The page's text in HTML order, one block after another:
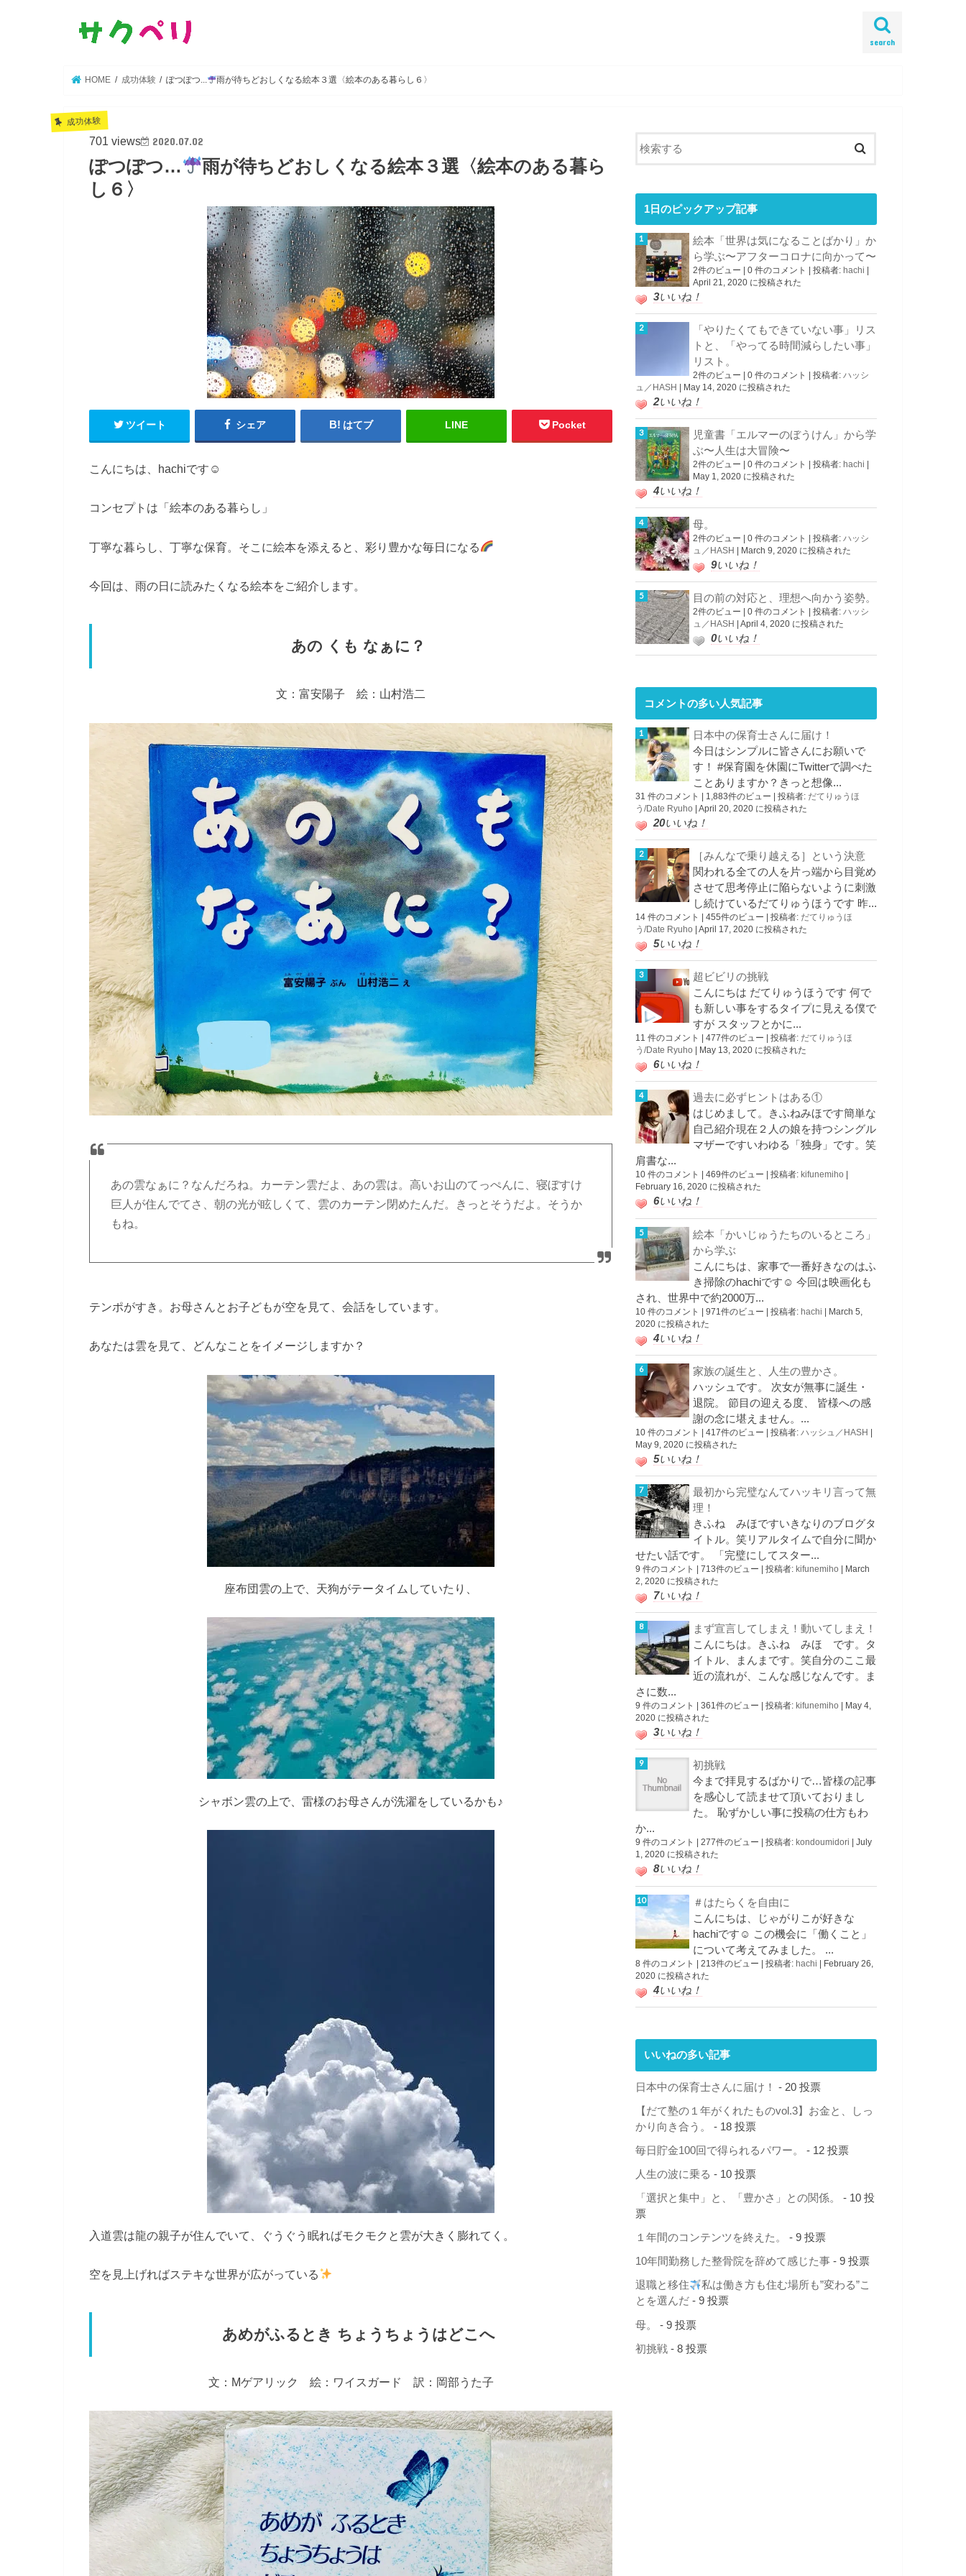
search
HOME 成功体験 ぽつぽつ... 雨が待ちどおしくなる絵本３選〈絵本のある暮らし６〉
成功体験
701 views 2020.07.02
ぽつぽつ…
雨が待ちどおしくなる絵本３選〈絵本のある暮ら
し６〉
ツイート シェア はてブ LINE Pocket
こんにちは、hachiです☺︎
コンセプトは「絵本のある暮らし」
丁寧な暮らし、丁寧な保育。そこに絵本を添えると、彩り豊かな毎日になる
今回は、雨の日に読みたくなる絵本をご紹介します。
あの くも なぁに？
文：富安陽子 絵：山村浩二
あの雲なぁに？なんだろね。カーテン雲だよ、あの雲は。高いお山のてっぺんに、寝ぼすけ
巨人が住んでてさ、朝の光が眩しくて、雲のカーテン閉めたんだ。きっとそうだよ。そうか
もね。
テンポがすき。お母さんとお子どもが空を見て、会話をしています。
あなたは雲を見て、どんなことをイメージしますか？
座布団雲の上で、天狗がテータイムしていたり、
シャボン雲の上で、雷様のお母さんが洗濯をしているかも♪
入道雲は龍の親子が住んでいて、ぐうぐう眠ればモクモクと雲が大きく膨れてく。
空を見上げればステキな世界が広がっている
あめがふるとき ちょうちょうはどこへ
文：Mゲアリック 絵：ワイスガード 訳：岡部うた子
1日のピックアップ記事
絵本「世界は気になることばかり」か
ら学ぶ〜アフターコロナに向かって〜
2件のビュー 0 件のコメント 投稿者: hachi
April 21, 2020 に投稿された
3いいね！
「やりたくてもできていない事」リス
トと、「やってる時間減らしたい事」
リスト。
2件のビュー 0 件のコメント 投稿者: ハッシ
ュ／HASH
May 14, 2020 に投稿された
2いいね！
児童書「エルマーのぼうけん」から学
ぶ〜人生は大冒険〜
2件のビュー 0 件のコメント 投稿者: hachi
May 1, 2020 に投稿された
4いいね！
母。
2件のビュー | 0 件のコメント | 投稿者: ハッシ
ュ／HASH | March 9, 2020 に投稿された
9いいね！
目の前の対応と、理想へ向かう姿勢。
2件のビュー | 0 件のコメント | 投稿者: ハッシ
ュ／HASH | April 4, 2020 に投稿された
0いいね！
コメントの多い人気記事
日本中の保育士さんに届け！
今日はシンプルに皆さんにお願いで
す！ #保育園を休園にTwitterで調べた
ことありますか？きっと想像...
31 件のコメント | 1,883件のビュー | 投稿者: だてりゅうほ
う/Date Ryuho | April 20, 2020 に投稿された
20いいね！
［みんなで乗り越える］という決意
関われる全ての人を片っ端から目覚め
させて思考停止に陥らないように刺激
し続けているだてりゅうほうです 昨...
14 件のコメント 455件のビュー 投稿者: だてりゅうほ
う/Date Ryuho
April 17, 2020 に投稿された
5いいね！
超ビビリの挑戦
こんにちは だてりゅうほうです 何で
も新しい事をするタイプに見える僕で
すが スタッフとかに...
11 件のコメント 477件のビュー 投稿者: だてりゅうほ
う/Date Ryuho
May 13, 2020 に投稿された
6いいね！
過去に必ずヒントはある①
はじめまして。きふねみほです簡単な
自己紹介現在２人の娘を持つシングル
マザーですいわゆる「独身」です。笑
肩書な...
10 件のコメント 469件のビュー 投稿者: kifunemiho
February 16, 2020 に投稿された
6いいね！
絵本「かいじゅうたちのいるところ」
から学ぶ
こんにちは、家事で一番好きなのはふ
き掃除のhachiです☺︎ 今回は映画化も
され、世界中で約2000万...
10 件のコメント | 971件のビュー | 投稿者: hachi | March 5,
2020 に投稿された
4いいね！
家族の誕生と、人生の豊かさ。
ハッシュです。 次女が無事に誕生・
退院。 節目の迎える度、 皆様への感
謝の念に堪えません。...
10 件のコメント | 417件のビュー | 投稿者: ハッシュ／HASH |
May 9, 2020 に投稿された
5いいね！
最初から完璧なんてハッキリ言って無
理！
きふね みほですいきなりのブログタ
イトル。笑リアルタイムで自分に聞か
せたい話です。 「完璧にしてスター...
9 件のコメント 713件のビュー 投稿者: kifunemiho
March
2, 2020 に投稿された
7いいね！
まず宣言してしまえ！動いてしまえ！
こんにちは。きふね みほ です。タ
イトル、まんまです。笑自分のここ最
近の流れが、こんな感じなんです。ま
さに数...
9 件のコメント 361件のビュー 投稿者: kifunemiho
May 4,
2020 に投稿された
3いいね！
初挑戦
今まで拝見するばかりで…皆様の記事
を感心して読ませて頂いておりまし
た。 恥ずかしい事に投稿の仕方もわ
か...
9 件のコメント 277件のビュー 投稿者: kondoumidori
July
1, 2020 に投稿された
8いいね！
＃はたらくを自由に
こんにちは、じゃがりこが好きな
hachiです☺︎ この機会に「働くこと」
について考えてみました。 ...
8 件のコメント | 213件のビュー | 投稿者: hachi | February 26,
2020 に投稿された
4いいね！
いいねの多い記事
日本中の保育士さんに届け！ - 20 投票
【だて塾の１年がくれたものvol.3】お金と、しっ
かり向き合う。
- 18 投票
毎日貯金100回で得られるパワー。 - 12 投票
人生の波に乗る - 10 投票
「選択と集中」と、「豊かさ」との関係。
- 10 投
票
１年間のコンテンツを終えた。 - 9 投票
10年間勤務した整骨院を辞めて感じた事 - 9 投票
退職と移住
私は働き方も住む場所も”変わる”こ
とを選んだ - 9 投票
母。 - 9 投票
初挑戦 - 8 投票